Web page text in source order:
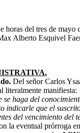
del tres de
Alberto Esquivel
Del señor Carlos
literalmente manifiesta:
haga del
que el
del vencimiento del
eventual prórroga